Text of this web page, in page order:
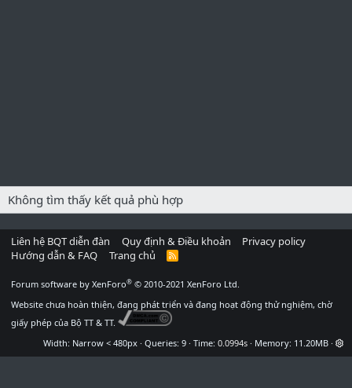
Không tìm thấy kết quả phù hợp
Liên hệ BQT diễn đàn Quy định & Điều khoản
Privacy policy
Hướng dẫn & FAQ
Trang chủ
R
Forum software by XenForo® © 2010-2021 XenForo Ltd.
Website chưa hoàn thiện, đang phát triển và đang hoạt động thử nghiệm, chờ
giấy phép của Bộ TT & TT.
Width
Queries 9 Time 0.0994s Memory 11.20MB